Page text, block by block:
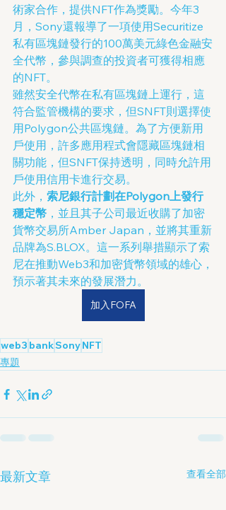
術家合作，提供NFT作為獎勵。今年3
月，Sony還報導了一項使用Securitize
私有區塊鏈發行的100萬美元綠色金融安
全代幣，參與調查的投資者可獲得相應
的NFT。
雖然安全代幣在私有區塊鏈上運行，這
符合監管機構的要求，但SNFT則選擇使
用Polygon公共區塊鏈。為了方便新用
戶使用，許多應用程式會隱藏區塊鏈相
關功能，但SNFT保持透明，同時允許用
戶使用信用卡進行交易。
此外， 索尼銀行計劃在Polygon上發行
穩定幣 ，並且其子公司最近收購了加密
貨幣交易所Amber Japan，並將其重新
品牌為S.BLOX。這一系列舉措顯示了索
尼在推動Web3和加密貨幣領域的雄心，
預示著其未來的發展潛力。
加入FOFA
web3 bankSonyNFT
專題
最新文章 查看全部